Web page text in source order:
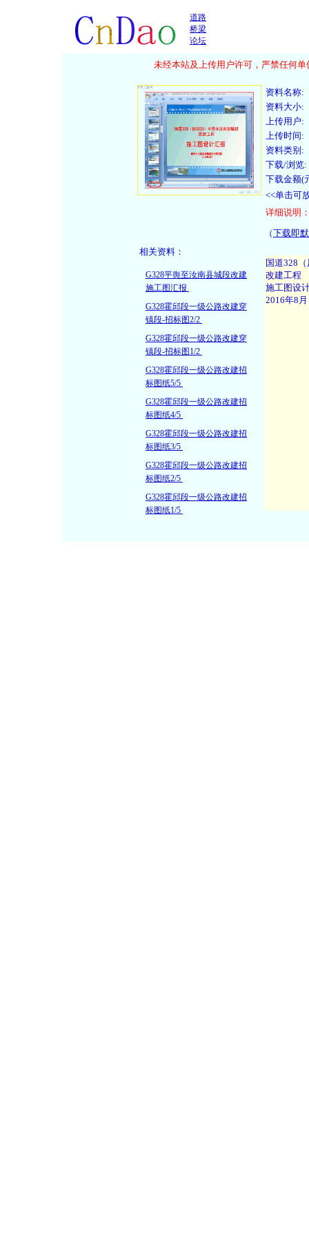
道路
桥梁
论坛
未经本站及上传用户许可，严禁任何单
资料名称:
资料大小:
上传用户:
上传时间:
资料类别:
下载/浏览:
下载金额(
<<单击可
详细说明
（下载即
相关资料：
G328平舆至汝南县城段改建
施工图汇报
G328霍邱段一级公路改建穿
镇段-招标图2/2
G328霍邱段一级公路改建穿
镇段-招标图1/2
G328霍邱段一级公路改建招
标图纸5/5
G328霍邱段一级公路改建招
标图纸4/5
G328霍邱段一级公路改建招
标图纸3/5
G328霍邱段一级公路改建招
标图纸2/5
G328霍邱段一级公路改建招
标图纸1/5